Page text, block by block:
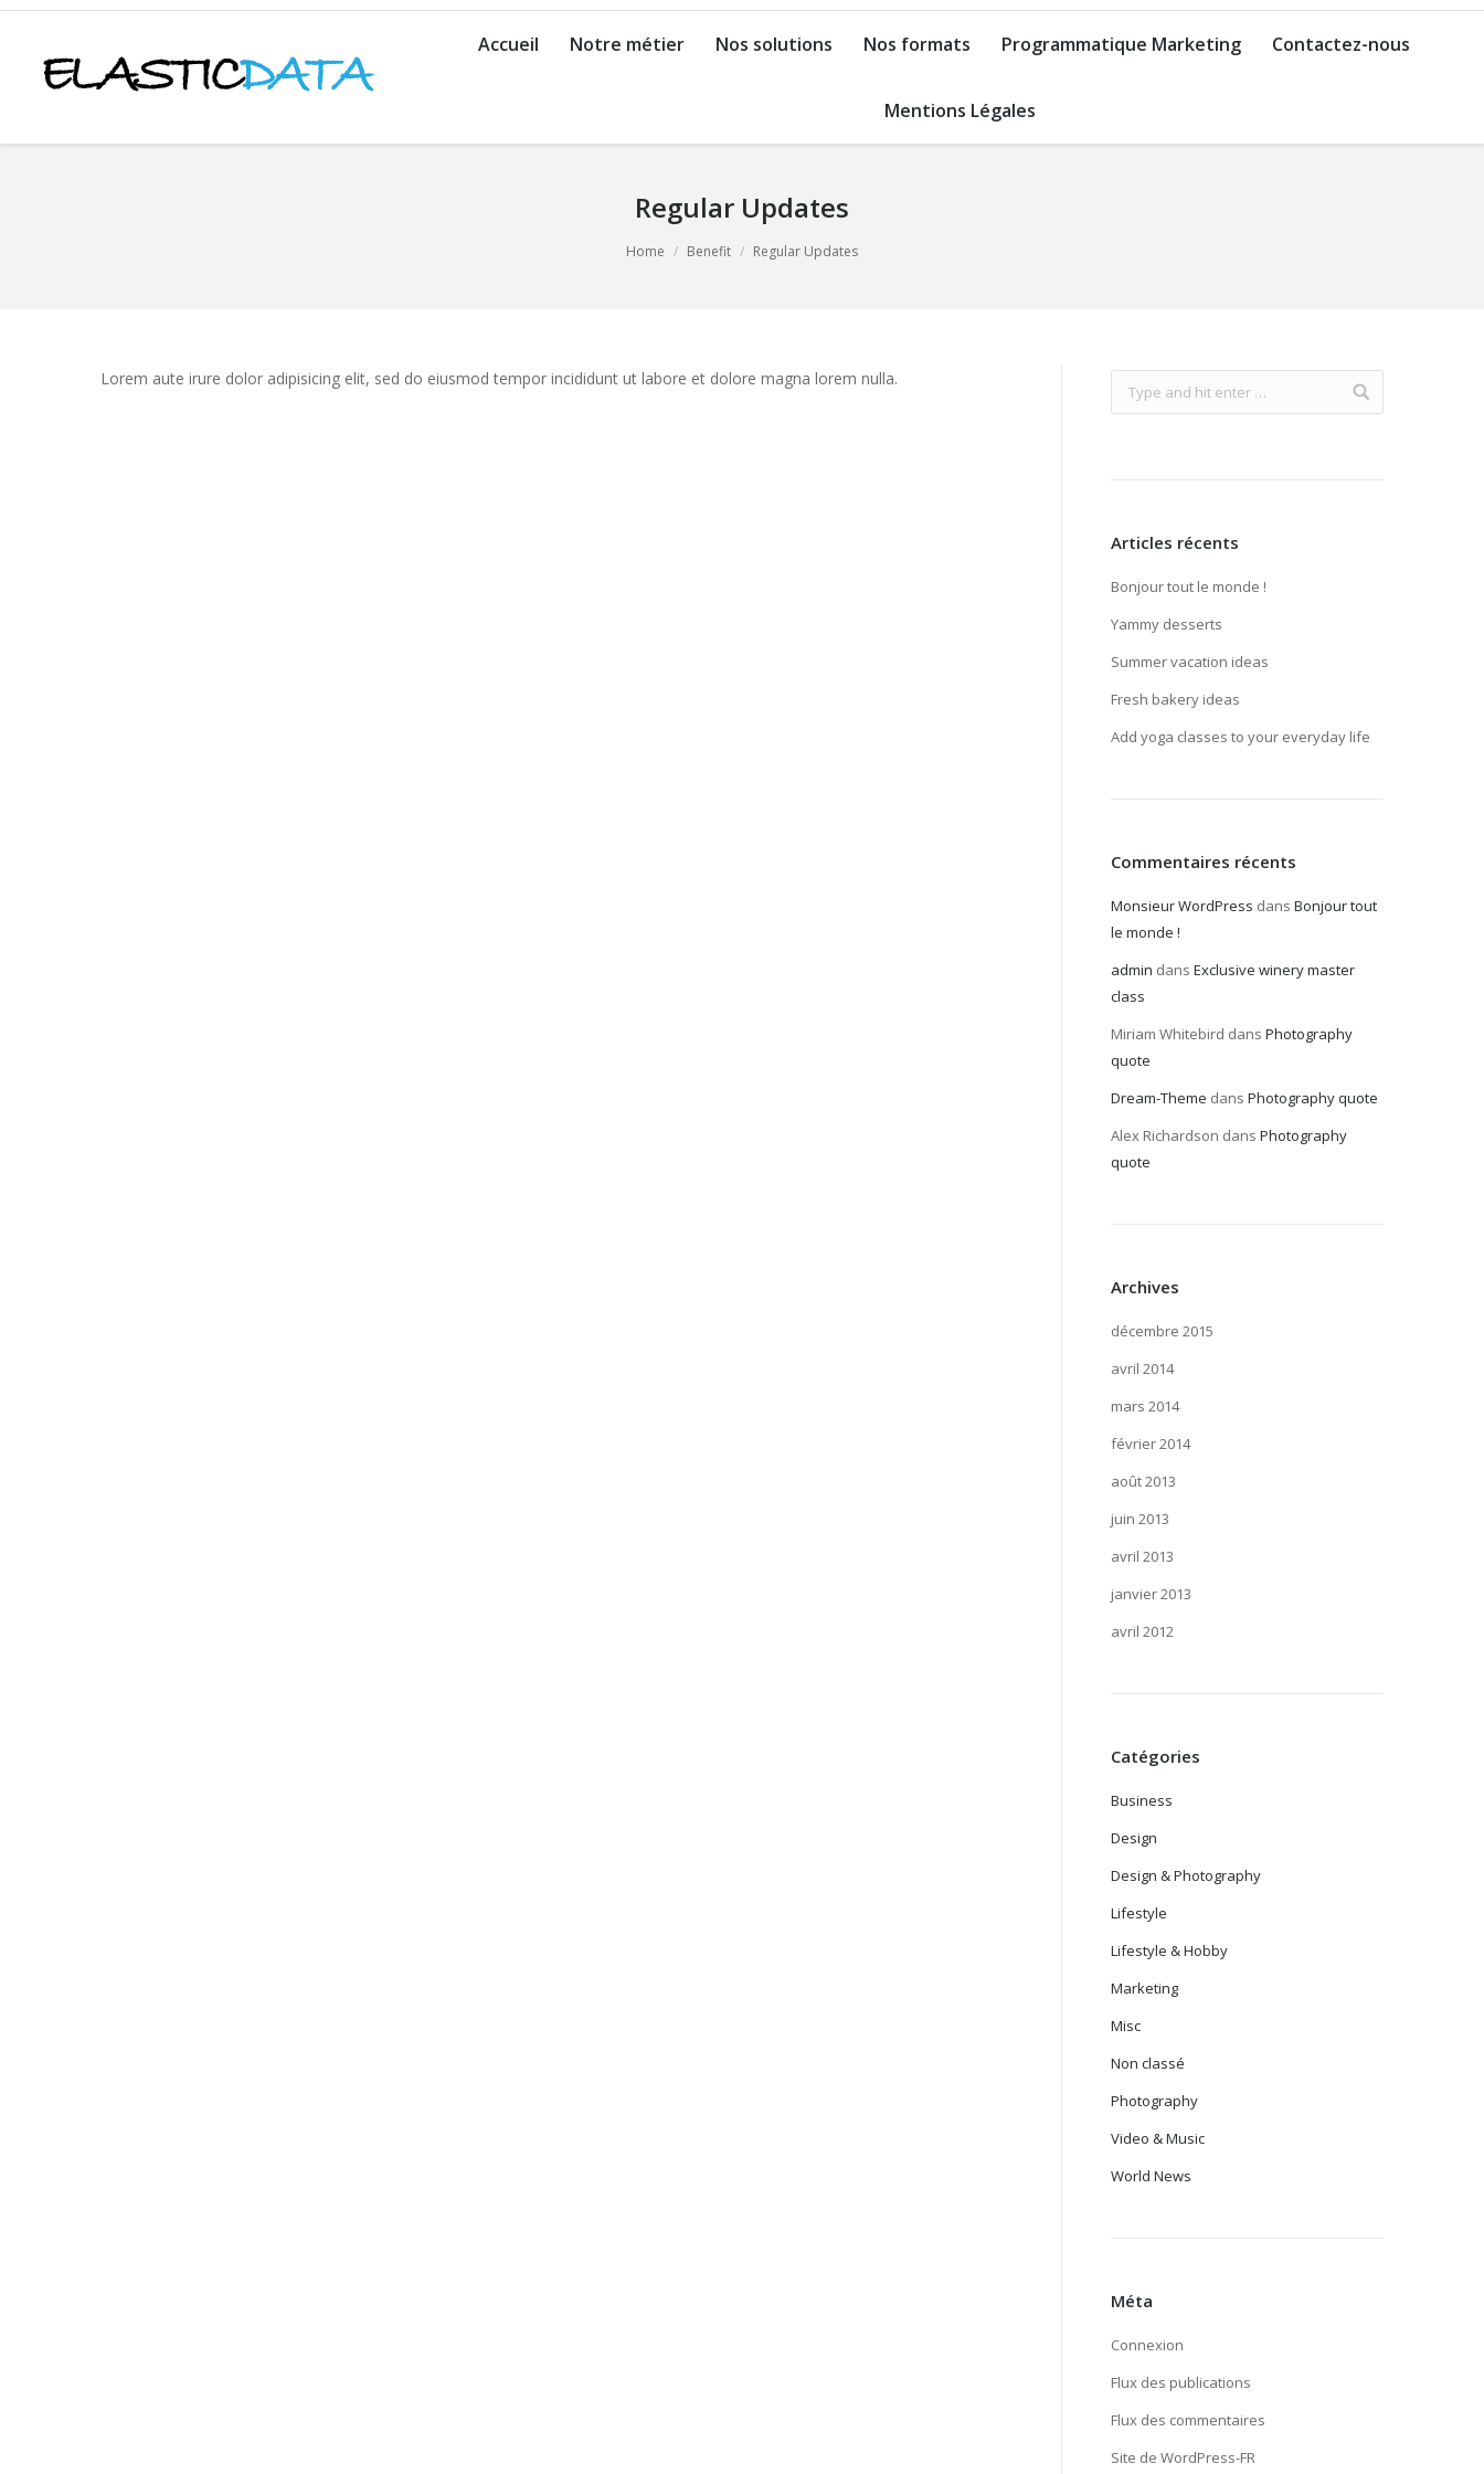
Accueil Notre métier Nos solutions Nos formats Programmatique Marketing Contactez-nous
Mentions Légales
Regular Updates
Home Benefit Regular Updates
Lorem aute irure dolor adipisicing elit, sed do eiusmod tempor incididunt ut labore et dolore magna lorem nulla.
Articles récents
Bonjour tout le monde !
Yammy desserts
Summer vacation ideas
Fresh bakery ideas
Add yoga classes to your everyday life
Commentaires récents
Monsieur WordPress dansBonjour tout
le monde !
admin dansExclusive winery master
class
Miriam Whitebird dansPhotography
quote
Dream-Theme dansPhotography quote
Alex Richardson dansPhotography
quote
Archives
décembre 2015
avril 2014
mars 2014
février 2014
août 2013
juin 2013
avril 2013
janvier 2013
avril 2012
Catégories
Business
Design
Design & Photography
Lifestyle
Lifestyle & Hobby
Marketing
Misc
Non classé
Photography
Video & Music
World News
Méta
Connexion
Flux des publications
Flux des commentaires
Site de WordPress-FR